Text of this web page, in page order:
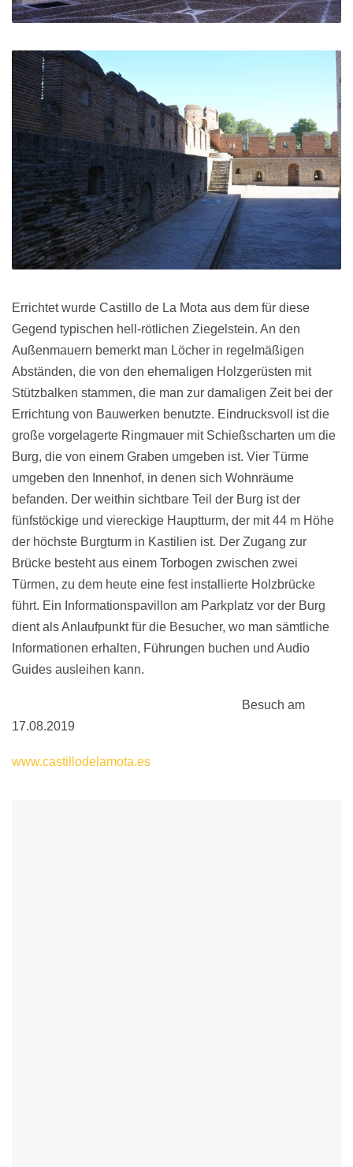
Errichtet wurde Castillo de La Mota aus dem für diese
Gegend typischen hell-rötlichen Ziegelstein. An den
Außenmauern bemerkt man Löcher in regelmäßigen
Abständen, die von den ehemaligen Holzgerüsten mit
Stützbalken stammen, die man zur damaligen Zeit bei der
Errichtung von Bauwerken benutzte. Eindrucksvoll ist die
große vorgelagerte Ringmauer mit Schießscharten um die
Burg, die von einem Graben umgeben ist. Vier Türme
umgeben den Innenhof, in denen sich Wohnräume
befanden. Der weithin sichtbare Teil der Burg ist der
fünfstöckige und viereckige Hauptturm, der mit 44 m Höhe
der höchste Burgturm in Kastilien ist. Der Zugang zur
Brücke besteht aus einem Torbogen zwischen zwei
Türmen, zu dem heute eine fest installierte Holzbrücke
führt. Ein Informationspavillon am Parkplatz vor der Burg
dient als Anlaufpunkt für die Besucher, wo man sämtliche
Informationen erhalten, Führungen buchen und Audio
Guides ausleihen kann.
Besuch am
17.08.2019
www.castillodelamota.es